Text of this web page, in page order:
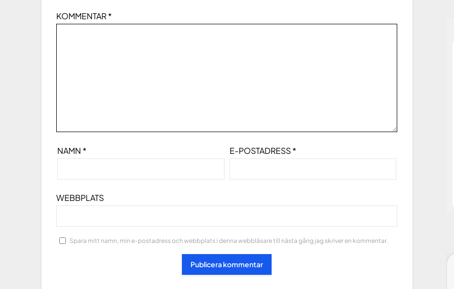
KOMMENTAR*
NAMN * E-POSTADRESS*
WEBBPLATS
Spara mitt namn, min e-postadress och webbplats i denna webbläsare till nästa gång jag skriver en kommentar.